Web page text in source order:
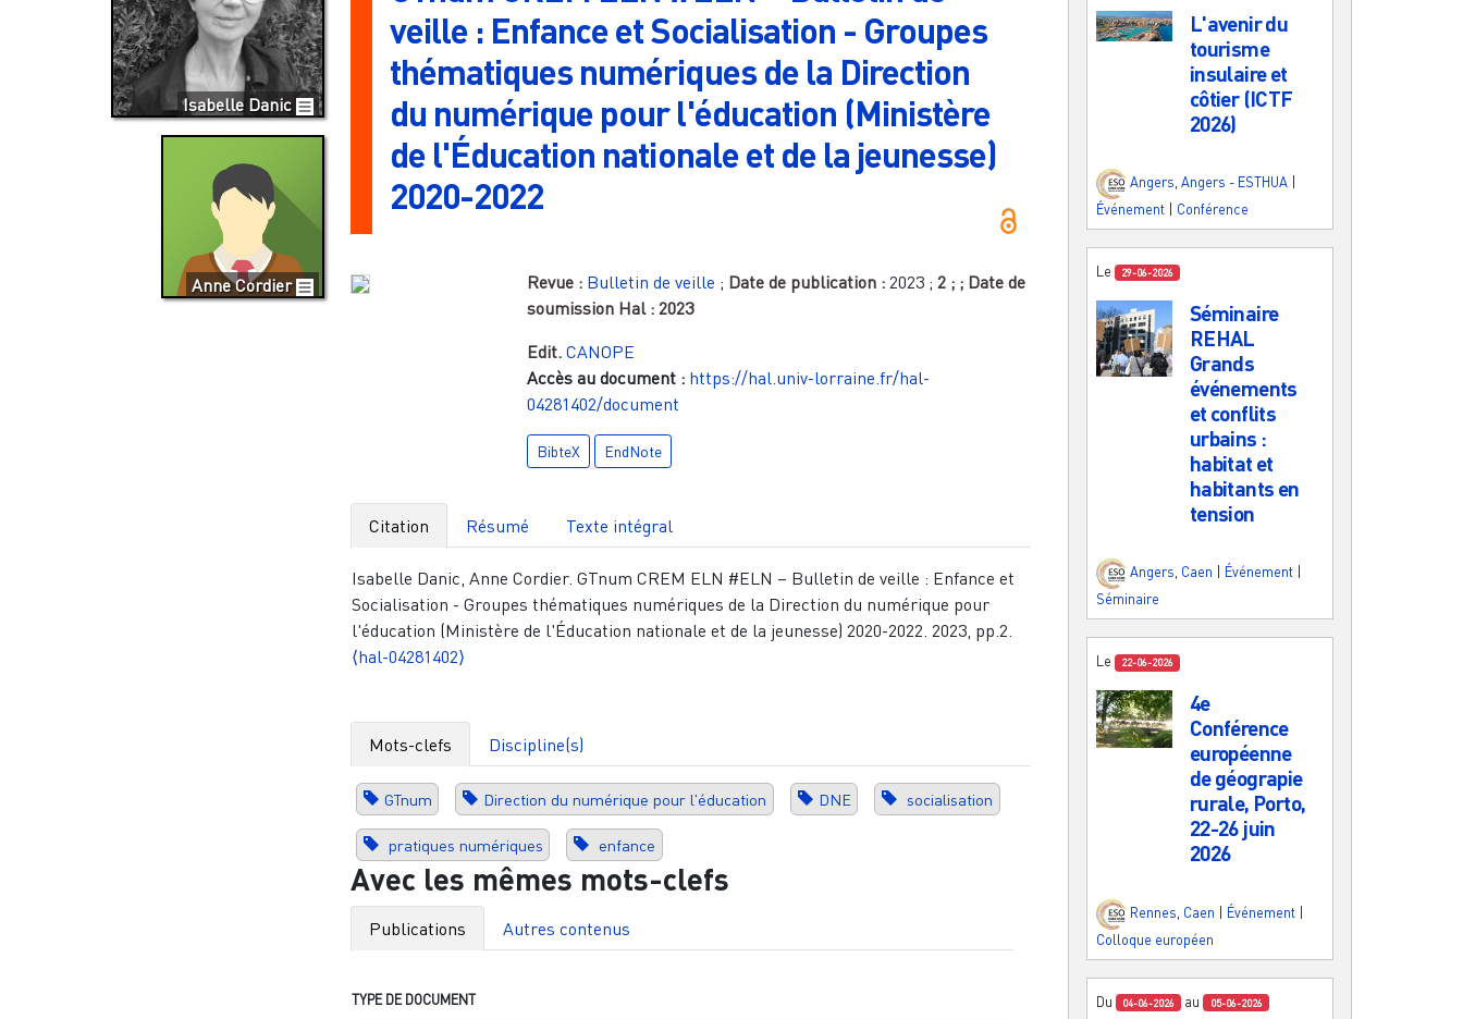
Isabelle Danic
Anne Cordier
veille : Enfance et Socialisation - Groupes
thématiques numériques de la Direction
du numérique pour l'éducation (Ministère
de l'Éducation nationale et de la jeunesse)
2020-2022
Revue : Bulletin de veille ; Date de publication : 2023 ; 2 ; ; Date de
soumission Hal : 2023
Edit. CANOPE
Accès au document : https://hal.univ-lorraine.fr/hal-
04281402/document
BibteX EndNote
Citation Résumé Texte intégral
Isabelle Danic, Anne Cordier. GTnum CREM ELN #ELN – Bulletin de veille : Enfance et
Socialisation - Groupes thématiques numériques de la Direction du numérique pour
l'éducation (Ministère de l'Éducation nationale et de la jeunesse) 2020-2022. 2023, pp.2.
⟨hal-04281402⟩
Mots-clefs Discipline(s)
GTnum Direction du numérique pour l'éducation DNE socialisation
pratiques numériques enfance
Avec les mêmes mots-clefs
Publications Autres contenus
TYPE DE DOCUMENT
L'avenir du
tourisme
insulaire et
côtier (ICTF
2026)
Angers Angers - ESTHUA
Événement
Conférence
Le 29-06-2026
Séminaire
REHAL
Grands
événements
et conflits
urbains :
habitat et
habitants en
tension
Angers, Caen Événement
Séminaire
Le 22-06-2026
4e
Conférence
européenne
de géograpie
rurale, Porto,
22-26 juin
2026
Rennes Caen Événement
Colloque européen
Du 04-06-2026 au 05-06-2026